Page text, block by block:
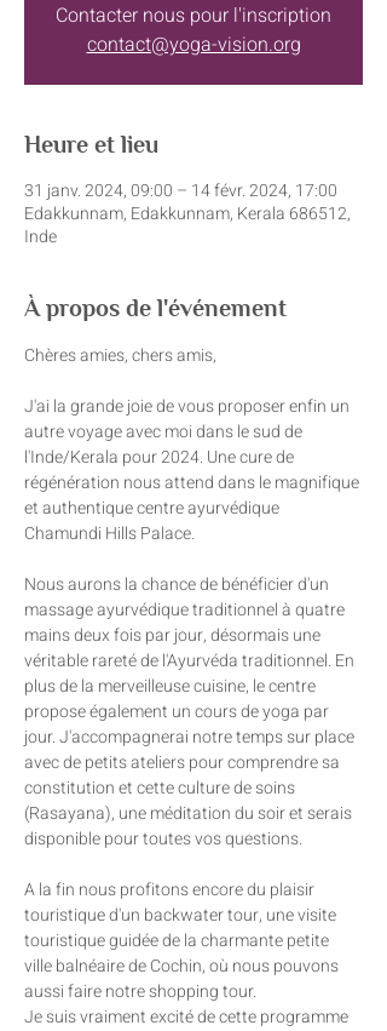
Contacter nous pour l'inscription
contact@yoga-vision.org
Heure et lieu
31 janv. 2024, 09:00 – 14 févr. 2024, 17:00
Edakkunnam, Edakkunnam, Kerala 686512,
Inde
À propos de l'événement
Chères amies, chers amis,
J'ai la grande joie de vous proposer enfin un
autre voyage avec moi dans le sud de
l'Inde/Kerala pour 2024. Une cure de
régénération nous attend dans le magnifique
et authentique centre ayurvédique
Chamundi Hills Palace.
Nous aurons la chance de bénéficier d'un
massage ayurvédique traditionnel à quatre
mains deux fois par jour, désormais une
véritable rareté de l'Ayurvéda traditionnel. En
plus de la merveilleuse cuisine, le centre
propose également un cours de yoga par
jour. J'accompagnerai notre temps sur place
avec de petits ateliers pour comprendre sa
constitution et cette culture de soins
(Rasayana), une méditation du soir et serais
disponible pour toutes vos questions.
A la fin nous profitons encore du plaisir
touristique d'un backwater tour, une visite
touristique guidée de la charmante petite
ville balnéaire de Cochin, où nous pouvons
aussi faire notre shopping tour.
Je suis vraiment excité de cette programme